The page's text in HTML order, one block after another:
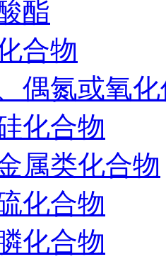
酯
合物
偶氮或氧
化合物
属类化合物
化合物
化合物